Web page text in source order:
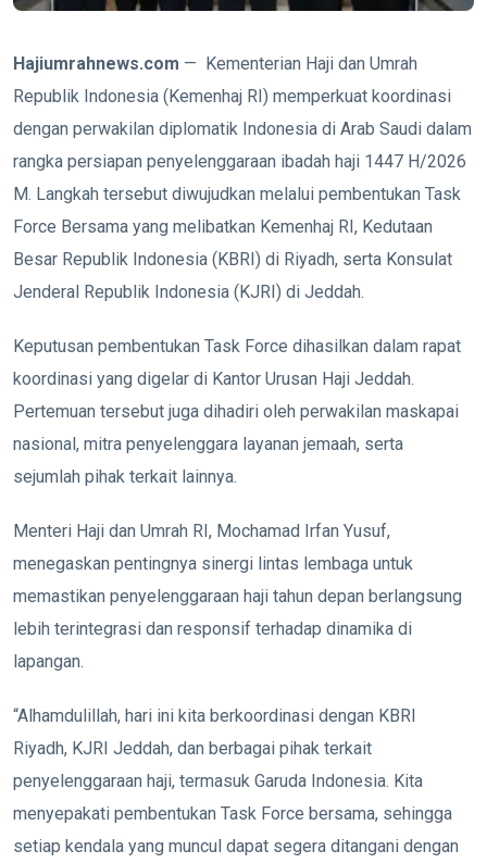
H ajiumrahnews.com — Kementerian Haji dan Umrah
Republik Indonesia (Kemenhaj RI) memperkuat koordinasi
dengan perwakilan diplomatik Indonesia di Arab Saudi dalam
rangka persiapan penyelenggaraan ibadah haji 1447 H/2026
M. Langkah tersebut diwujudkan melalui pembentukan Task
Force Bersama yang melibatkan Kemenhaj RI, Kedutaan
Besar Republik Indonesia (KBRI) di Riyadh, serta Konsulat
Jenderal Republik Indonesia (KJRI) di Jeddah.
Keputusan pembentukan Task Force dihasilkan dalam rapat
koordinasi yang digelar di Kantor Urusan Haji Jeddah.
Pertemuan tersebut juga dihadiri oleh perwakilan maskapai
nasional, mitra penyelenggara layanan jemaah, serta
sejumlah pihak terkait lainnya.
Menteri Haji dan Umrah RI, Mochamad Irfan Yusuf,
menegaskan pentingnya sinergi lintas lembaga untuk
memastikan penyelenggaraan haji tahun depan berlangsung
lebih terintegrasi dan responsif terhadap dinamika di
lapangan.
“Alhamdulillah, hari ini kita berkoordinasi dengan KBRI
Riyadh, KJRI Jeddah, dan berbagai pihak terkait
penyelenggaraan haji, termasuk Garuda Indonesia. Kita
menyepakati pembentukan Task Force bersama, sehingga
setiap kendala yang muncul dapat segera ditangani dengan